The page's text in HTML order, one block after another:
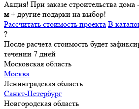
Акция! При заказе строительства дома -
м+ другие подарки на выбор!
Рассчитать стоимость проекта В
?
После расчета стоимость будет
течении 7 дней
Московская область
Москва
Ленинградская область
Санкт-Петербург
Новгородская область